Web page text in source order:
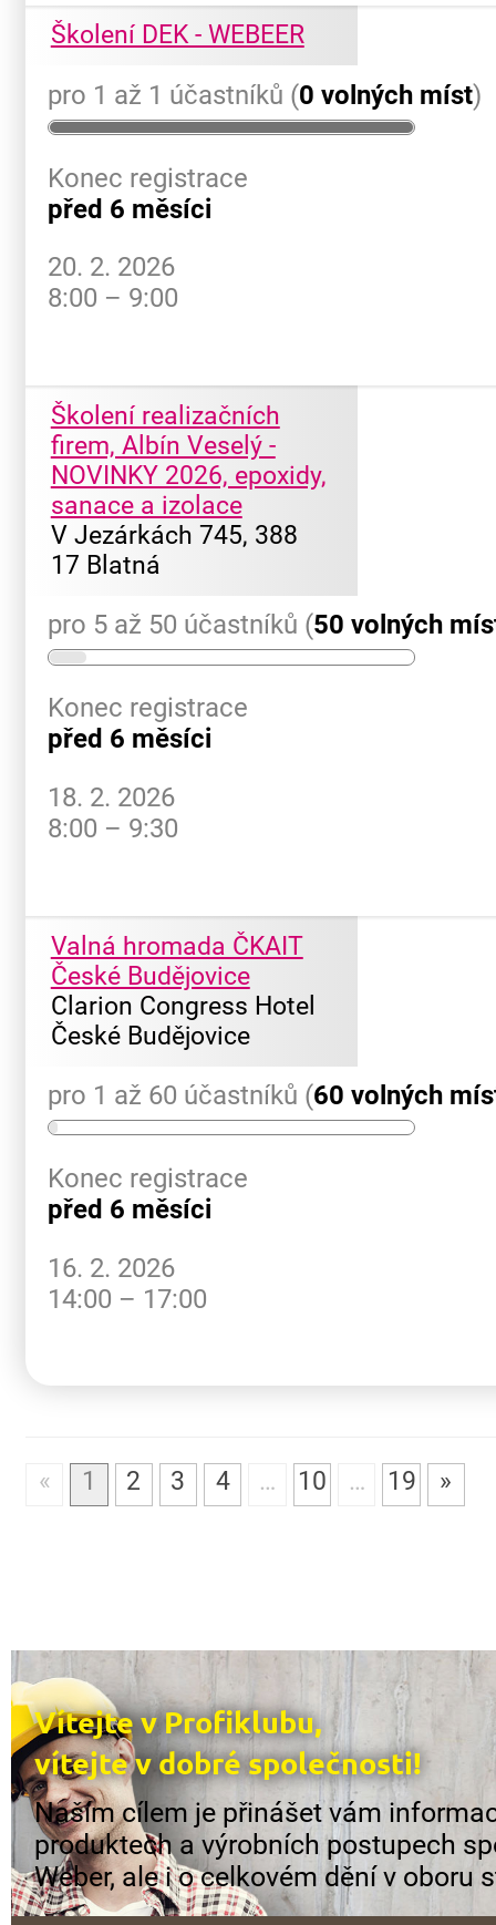
Školení DEK - WEBEER
pro 1 až 1 účastníků (0 volných míst)
Konec registrace
před 6 měsíci
20. 2. 2026
8:00 – 9:00
Školení realizačních
firem, Albín Veselý -
NOVINKY 2026, epoxidy,
sanace a izolace
V Jezárkách 745, 388
17 Blatná
pro 5 až 50 účastníků (50 volných
Konec registrace
před 6 měsíci
18. 2. 2026
8:00 – 9:30
Valná hromada ČKAIT
České Budějovice
Clarion Congress Hotel
České Budějovice
pro 1 až 60 účastníků (60 volných
Konec registrace
před 6 měsíci
16. 2. 2026
14:00 – 17:00
« 1 2 3 4 … 10 … 19 »
Vítejte v Profiklubu,
vítejte v dobré společnosti!
Naším cílem je přinášet vám
produktech a výrobních postupech
Weber, ale i o celkovém dění v oboru